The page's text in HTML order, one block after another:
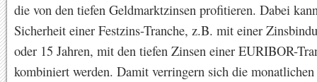
die von den tiefen Geldmarktzinsen profitieren. Dabei
Sicherheit einer Festzins-Tranche, z.B. mit einer
oder 15 Jahren, mit den tiefen Zinsen einer EURIBOR-
kombiniert werden. Damit verringern sich die monatlichen